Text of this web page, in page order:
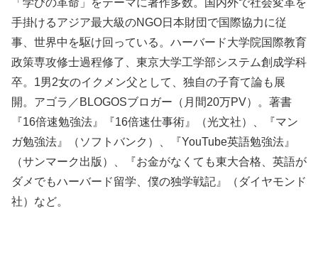
手掛けるアジア最大級のNGO日本財団で国際協力に従
事、世界中を駆け回っている。ハーバード大学院国際教育
政策専攻修士過程修了、東京大学工学部システム創成学科
卒。1男2女のイクメン父として、独自の子育て論も展
開。アゴラ／BLOGOSブロガー（月間20万PV）。著書
『16倍速勉強法』『16倍速仕事術』（光文社）、『マン
ガ勉強法』（ソフトバンク）、『YouTube英語勉強法』
（サンマーク出版）、『お金がなくても東大合格、英語が
ダメでもハーバード留学、僕の独学戦記』（ダイヤモンド
社）など。